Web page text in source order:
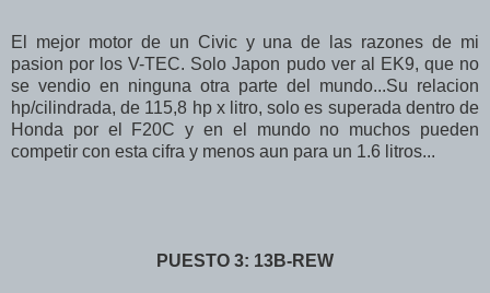
El mejor motor de un Civic y una de las razones de mi
pasion por los V-TEC. Solo Japon pudo ver al EK9, que no
se vendio en ninguna otra parte del mundo...Su relacion
hp/cilindrada, de 115,8 hp x litro, solo es superada dentro de
Honda por el F20C y en el mundo no muchos pueden
competir con esta cifra y menos aun para un 1.6 litros...
PUESTO 3: 13B-REW